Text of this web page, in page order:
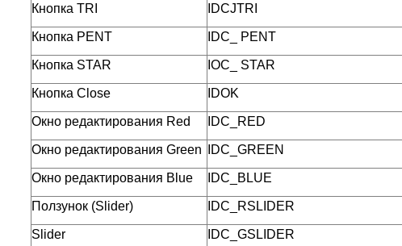
Кнопка TRI IDCJTRI
Кнопка PENT IDC_ PENT
Кнопка STAR IOC_ STAR
Кнопка Close IDOK
Окно редактирования Red IDC_RED
Окно редактирования Green IDC_GREEN
Окно редактирования Blue IDC_BLUE
Ползунок (Slider) IDC_RSLIDER
Slider IDC_GSLIDER